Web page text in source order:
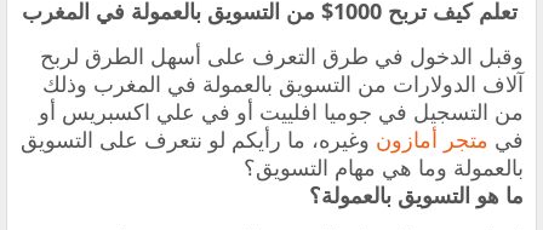
تعلم كيف تربح 1000$ من التسويق بالعمولة في المغرب
وقبل الدخول في طرق التعرف على أسهل الطرق لربح
آلاف الدولارات من التسويق بالعمولة في المغرب وذلك
من التسجيل في جوميا افلييت أو في علي اكسبريس أو
في متجر أمازون وغيره، ما رأيكم لو نتعرف على التسويق
بالعمولة وما هي مهام التسويق؟
ما هو التسويق بالعمولة؟